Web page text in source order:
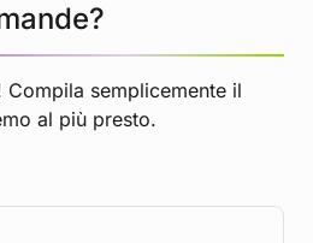
semplicemente il
al più presto.